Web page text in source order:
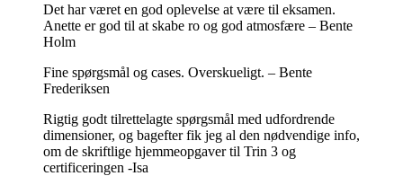
Det har været en god oplevelse at være til eksamen.
Anette er god til at skabe ro og god atmosfære – Bente
Holm
Fine spørgsmål og cases. Overskueligt. – Bente
Frederiksen
Rigtig godt tilrettelagte spørgsmål med udfordrende
dimensioner, og bagefter fik jeg al den nødvendige info,
om de skriftlige hjemmeopgaver til Trin 3 og
certificeringen -Isa